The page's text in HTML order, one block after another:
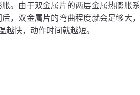
。由于双金属片的两层金属热膨胀系
，双金属片的弯曲程度就会足够大，
快，动作时间就越短。